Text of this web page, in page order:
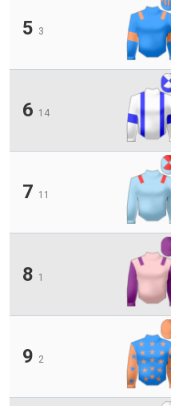
5 3
6 14
7 11
8 1
9 2